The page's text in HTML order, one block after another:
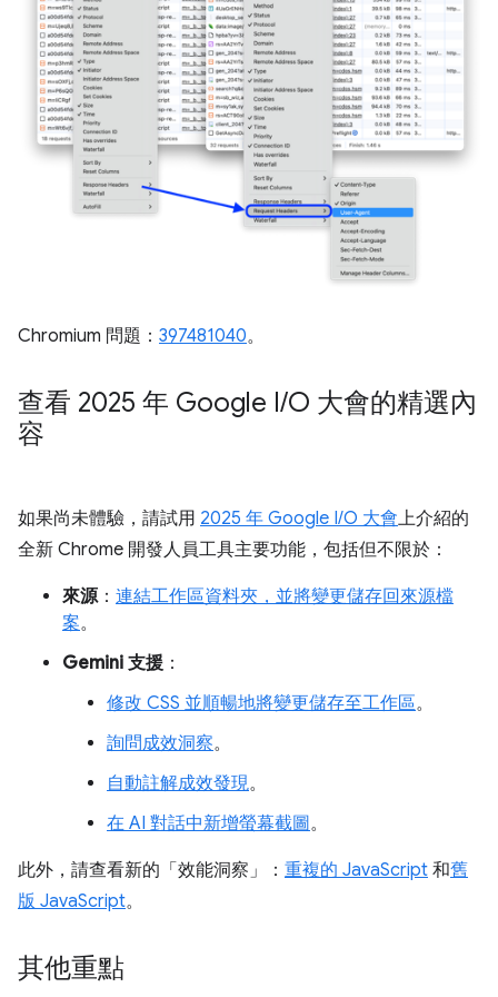
Chromium 問題： 397481040。
查看 2025 年 Google I/O 大會的精選內
容
如果尚未體驗，請試用 2025 年 Google I/O 大會上介紹的
全新 Chrome 開發人員工具主要功能，包括但不限於：
來源： 連結工作區資料夾，並將變更儲存回來源檔
案。
Gemini 支援 ：
修改 CSS 並順暢地將變更儲存至工作區。
詢問成效洞察。
自動註解成效發現。
在 AI 對話中新增螢幕截圖。
此外，請查看新的「效能洞察」 ： 重複的 JavaScript 和舊
版 JavaScript。
其他重點